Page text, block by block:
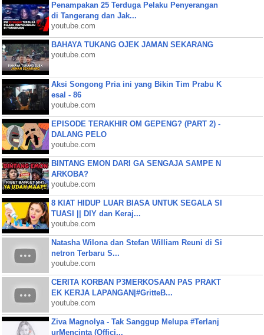
Penampakan 25 Terduga Pelaku Penyerangan
di Tangerang dan Jak...
youtube.com
BAHAYA TUKANG OJEK JAMAN SEKARANG
youtube.com
Aksi Songong Pria ini yang Bikin Tim Prabu K
esal - 86
youtube.com
EPISODE TERAKHIR OM GEPENG? (PART 2) -
DALANG PELO
youtube.com
BINTANG EMON DARI GA SENGAJA SAMPE N
ARKOBA?
youtube.com
8 KIAT HIDUP LUAR BIASA UNTUK SEGALA SI
TUASI || DIY dan Keraj...
youtube.com
Natasha Wilona dan Stefan William Reuni di Si
netron Terbaru S...
youtube.com
CERITA KORBAN P3MERKOSAAN PAS PRAKT
EK KERJA LAPANGAN|#GritteB...
youtube.com
Ziva Magnolya - Tak Sanggup Melupa #Terlanj
urMencinta (Offici...